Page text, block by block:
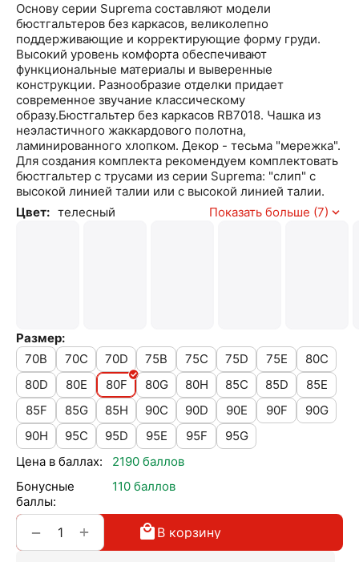
Основу серии Suprema составляют модели
бюстгальтеров без каркасов, великолепно
поддерживающие и корректирующие форму груди.
Высокий уровень комфорта обеспечивают
функциональные материалы и выверенные
конструкции. Разнообразие отделки придает
современное звучание классическому
образу.Бюстгальтер без каркасов RB7018. Чашка из
неэластичного жаккардового полотна,
ламинированного хлопком. Декор - тесьма "мережка".
Для создания комплекта рекомендуем комплектовать
бюстгальтер с трусами из серии Suprema: "слип" с
высокой линией талии или с высокой линией талии.
Цвет: телесный Показать больше (7)
Размер:
70B
70C 70D 75B 75C 75D 75E
80C
80D
80E 80F 80G 80H 85C 85D
85E
85F
85G 85H 90C 90D 90E 90F
90G
90H
95C 95D 95E 95F
95G
Цена в баллах:
2190 баллов
Бонусные
баллы:
110 баллов
+
− В корзину